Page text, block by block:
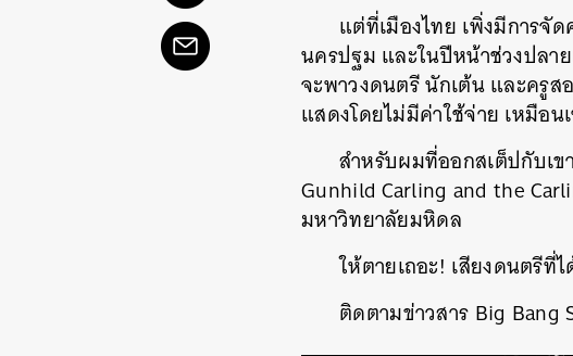
แต่ที่เมืองไทย เพิ่งมีการจั
นครปฐม และในปีหน้าช่วงปลา
จะพาวงดนตรี นักเต้น และครู
แสดงโดยไม่มีค่าใช้จ่าย เหมือ
สำหรับผมที่ออกสเต็ปกับเข
Gunhild Carling and the
มหาวิทยาลัยมหิดล
ให้ตายเถอะ! เสียงดนตรีที่
ติดตามข่าวสาร Big Bang